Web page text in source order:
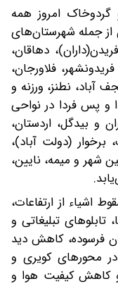
گردوخاک امروز همه
از جمله شهرستان‌های
دهاقان،
فلاورجان،
آباد، نطنز، ورزنه و
و پس فردا در نواحی
و بیدگل، اردستان،
برخوار (دولت آباد)،
شهر و میمه، نایین،
اشیاء از ارتفاعات،
تبلیغاتی و
فرسوده، کاهش دید
محورهای کویری و
کاهش کیفیت هوا و